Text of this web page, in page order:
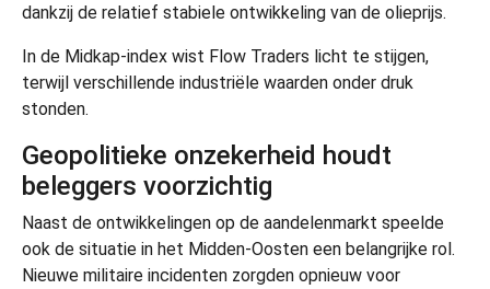
dankzij de relatief stabiele ontwikkeling van de olieprijs.
In de Midkap-index wist Flow Traders licht te stijgen,
terwijl verschillende industriële waarden onder druk
stonden.
Geopolitieke onzekerheid houdt
beleggers voorzichtig
Naast de ontwikkelingen op de aandelenmarkt speelde
ook de situatie in het Midden-Oosten een belangrijke rol.
Nieuwe militaire incidenten zorgden opnieuw voor